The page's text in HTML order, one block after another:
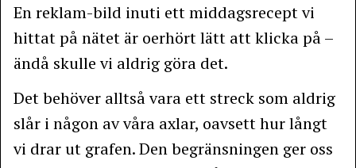
En reklam-bild inuti ett middagsrecept vi
hittat på nätet är oerhört lätt att klicka på –
ändå skulle vi aldrig göra det.
Det behöver alltså vara ett streck som aldrig
slår i någon av våra axlar, oavsett hur långt
vi drar ut grafen. Den begränsningen ger oss